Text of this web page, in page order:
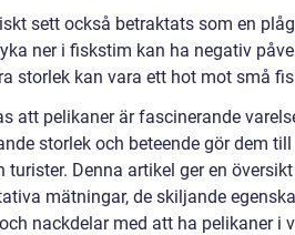
sett också betraktats som en
ner i fiskstim kan ha negativ
storlek kan vara ett hot mot små
att pelikaner är fascinerande
storlek och beteende gör dem till
Denna artikel ger en
mätningar, de skiljande
nackdelar med att ha pelikaner i